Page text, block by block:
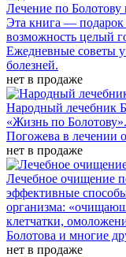
Лечение по
Эта книга — подарок
возможность целый
Ежедневные советы
болезней.
нет в продаже
Народный лечебник
«Жизнь по
Погожева в лечении
нет в продаже
Лечебное очищение
эффективные
организма:
клетчатки,
Болотова и многие
нет в продаже